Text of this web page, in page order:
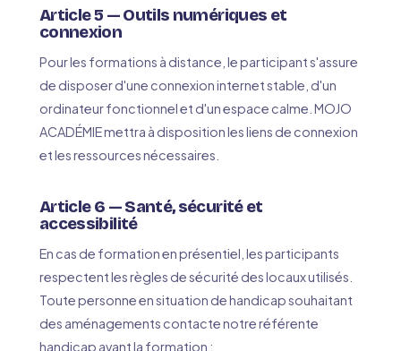
Article 5 — Outils numériques et
connexion
Pour les formations à distance, le participant s'assure
de disposer d'une connexion internet stable, d'un
ordinateur fonctionnel et d'un espace calme. MOJO
ACADÉMIE mettra à disposition les liens de connexion
et les ressources nécessaires.
Article 6 — Santé, sécurité et
accessibilité
En cas de formation en présentiel, les participants
respectent les règles de sécurité des locaux utilisés.
Toute personne en situation de handicap souhaitant
des aménagements contacte notre référente
handicap avant la formation :